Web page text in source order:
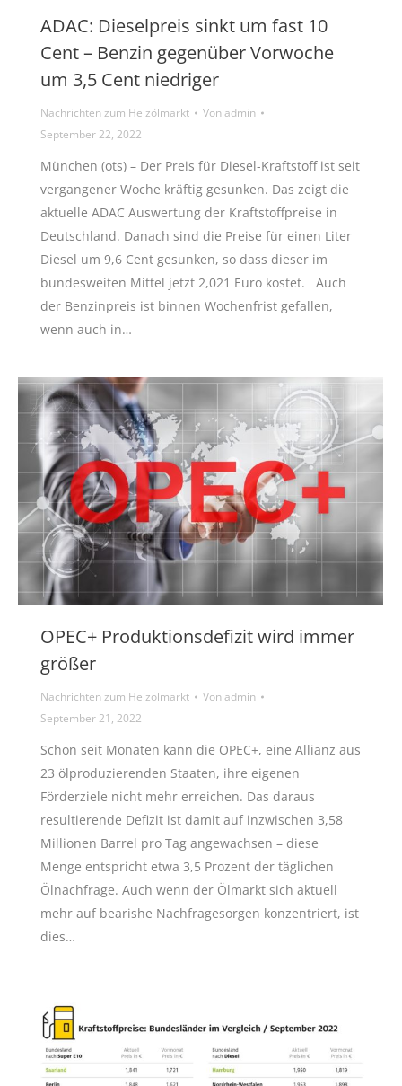
ADAC: Dieselpreis sinkt um fast 10
Cent – Benzin gegenüber Vorwoche
um 3,5 Cent niedriger
Nachrichten zum Heizölmarkt Vonadmin
September 22, 2022
München (ots) – Der Preis für Diesel-Kraftstoff ist seit
vergangener Woche kräftig gesunken. Das zeigt die
aktuelle ADAC Auswertung der Kraftstoffpreise in
Deutschland. Danach sind die Preise für einen Liter
Diesel um 9,6 Cent gesunken, so dass dieser im
bundesweiten Mittel jetzt 2,021 Euro kostet. Auch
der Benzinpreis ist binnen Wochenfrist gefallen,
wenn auch in…
OPEC+ Produktionsdefizit wird immer
größer
Nachrichten zum Heizölmarkt Vonadmin
September 21, 2022
Schon seit Monaten kann die OPEC+, eine Allianz aus
23 ölproduzierenden Staaten, ihre eigenen
Förderziele nicht mehr erreichen. Das daraus
resultierende Defizit ist damit auf inzwischen 3,58
Millionen Barrel pro Tag angewachsen – diese
Menge entspricht etwa 3,5 Prozent der täglichen
Ölnachfrage. Auch wenn der Ölmarkt sich aktuell
mehr auf bearishe Nachfragesorgen konzentriert, ist
dies…